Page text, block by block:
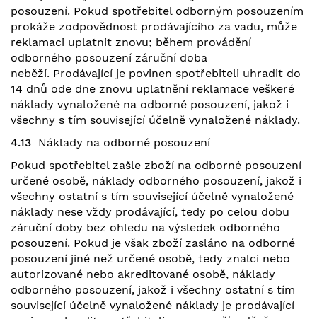
posouzení. Pokud spotřebitel odborným posouzením
prokáže zodpovědnost prodávajícího za vadu, může
reklamaci uplatnit znovu; během provádění
odborného posouzení záruční doba
neběží. Prodávající je povinen spotřebiteli uhradit do
14 dnů ode dne znovu uplatnění reklamace veškeré
náklady vynaložené na odborné posouzení, jakož i
všechny s tím související účelně vynaložené náklady.
4.13 Náklady na odborné posouzení
Pokud spotřebitel zašle zboží na odborné posouzení
určené osobě, náklady odborného posouzení, jakož i
všechny ostatní s tím související účelně vynaložené
náklady nese vždy prodávající, tedy po celou dobu
záruční doby bez ohledu na výsledek odborného
posouzení. Pokud je však zboží zasláno na odborné
posouzení jiné než určené osobě, tedy znalci nebo
autorizované nebo akreditované osobě, náklady
odborného posouzení, jakož i všechny ostatní s tím
související účelně vynaložené náklady je prodávající